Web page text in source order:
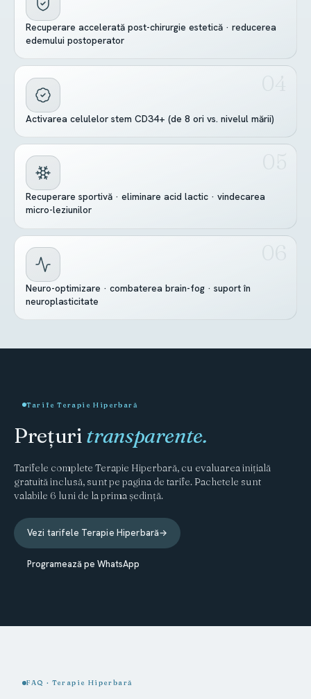
Recuperare accelerată post-chirurgie estetică · reducerea
edemului postoperator
Activarea celulelor stem CD34+ (de 8 ori vs. nivelul mării)
Recuperare sportivă · eliminare acid lactic · vindecarea
micro-leziunilor
Neuro-optimizare · combaterea brain-fog · suport în
neuroplasticitate
Tarife Terapie Hiperbară
Prețuritransparente.
Tarifele complete Terapie Hiperbară, cu evaluarea inițială
gratuită inclusă, sunt pe pagina de tarife. Pachetele sunt
valabile 6 luni de la prima ședință.
Vezi tarifele Terapie Hiperbară→
Programează pe WhatsApp
FAQ · Terapie Hiperbară